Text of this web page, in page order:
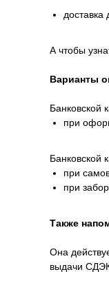
А чтобы
Варианты
Банковской
при
Банковской
при
при
Также
Она
выдачи